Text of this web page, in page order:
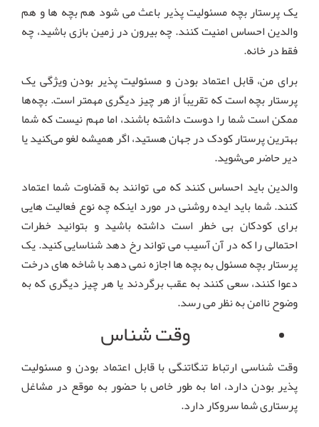
یک پرستار بچه مسئولیت پذیر باعث می شود هم بچه ها و هم
والدین احساس امنیت کنند. چه بیرون در زمین بازی باشید، چه
فقط در خانه.
برای من، قابل اعتماد بودن و مسئولیت پذیر بودن ویژگی یک
پرستار بچه است که تقریباً از هر چیز دیگری مهمتر است. بچه‌ها
ممکن است شما را دوست داشته باشند، اما مهم نیست که شما
بهترین پرستار کودک در جهان هستید، اگر همیشه لغو می‌کنید یا
دیر حاضر می‌شوید.
والدین باید احساس کنند که می توانند به قضاوت شما اعتماد
کنند. شما باید ایده روشنی در مورد اینکه چه نوع فعالیت هایی
برای کودکان بی خطر است داشته باشید و بتوانید خطرات
احتمالی را که در آن آسیب می تواند رخ دهد شناسایی کنید. یک
پرستار بچه مسئول به بچه ها اجازه نمی دهد با شاخه های درخت
دعوا کنند، سعی کنند به عقب برگردند یا هر چیز دیگری که به
وضوح ناامن به نظر می رسد.
وقت شناس
وقت شناسی ارتباط تنگاتنگی با قابل اعتماد بودن و مسئولیت
پذیر بودن دارد، اما به طور خاص با حضور به موقع در مشاغل
پرستاری شما سروکار دارد.